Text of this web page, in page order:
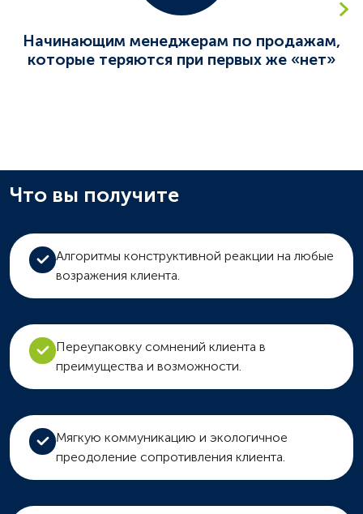
Начинающим менеджерам по продажам,
которые теряются при первых же «нет»
Что вы получите
Алгоритмы конструктивной реакции на любые
возражения клиента.
Переупаковку сомнений клиента в
преимущества и возможности.
Мягкую коммуникацию и экологичное
преодоление сопротивления клиента.